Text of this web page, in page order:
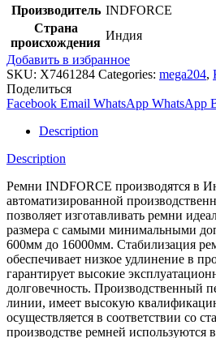
Производитель INDFORCE
Страна
происхождения
Индия
Добавить в избранное
SKU: X7461284 Categories: mega204,
Поделиться
Facebook Email WhatsApp WhatsApp
Description
Description
Ремни INDFORCE производятся в
автоматизированной
позволяет изготавливать ремни
размера с самыми минимальными
600мм до 16000мм. Стабилизация
обеспечивает низкое удлинение в
гарантирует высокие
долговечность. Производственный
линии, имеет высокую
осуществляется в соответствии со
производстве ремней используются